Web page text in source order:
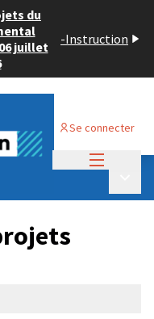
du
juillet
-Instruction
Se connecter